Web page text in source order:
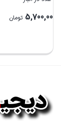
5,700,000 تومان
بستن